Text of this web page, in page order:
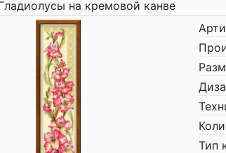
на кремовой канве
Тип